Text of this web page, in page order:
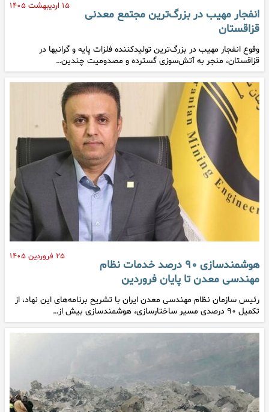
۱۵ اردیبهشت ۱۴۰۵
انفجار مهیب در بزرگ‌ترین مجتمع معدنی
قزاقستان
وقوع انفجار مهیب در بزرگ‌ترین تولیدکننده فلزات پایه و گرانبها در
قزاقستان، منجر به آتش‌سوزی گسترده و مصدومیت چندین…
۲۵ فروردین ۱۴۰۵
هوشمندسازی ۹۰ درصد خدمات نظام
مهندسی معدن تا پایان فروردین
رئیس سازمان نظام مهندسی معدن ایران با تشریح برنامه‌های این نهاد، از
تکمیل ۹۰ درصدی مسیر ساختارسازی، هوشمندسازی بیش از…